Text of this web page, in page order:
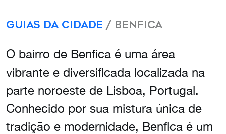
Guias da Cidade / Benfica
O bairro de Benfica é uma área
vibrante e diversificada localizada na
parte noroeste de Lisboa, Portugal.
Conhecido por sua mistura única de
tradição e modernidade, Benfica é um